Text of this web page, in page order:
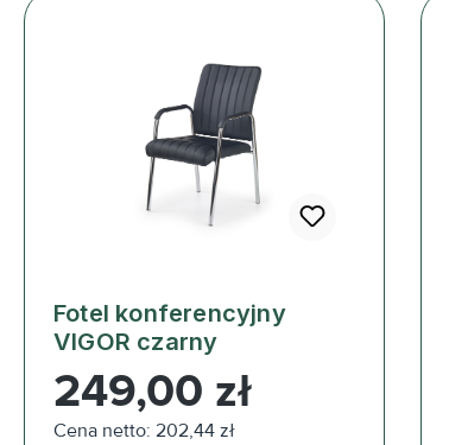
Fotel konferencyjny
VIGOR czarny
Cena regularna:
249,00 zł
Cena netto: 202,44 zł